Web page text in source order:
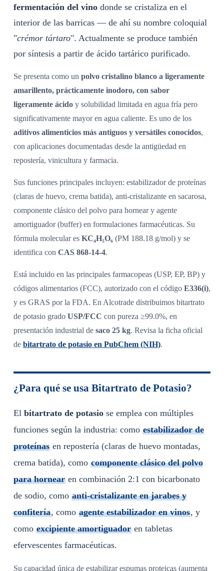
fermentación del vinodonde se cristaliza en el
interior de las barricas — de ahí su nombre coloquial
"crémor tártaro". Actualmente se produce también
por síntesis a partir de ácido tartárico purificado.
Se presenta como un polvo cristalino blanco a ligeramente
amarillento, prácticamente inodoro, con sabor
ligeramente ácidoy solubilidad limitada en agua fría pero
significativamente mayor en agua caliente. Es uno de los
aditivos alimenticios más antiguos y versátiles conocidos,
con aplicaciones documentadas desde la antigüedad en
repostería, vinicultura y farmacia.
Sus funciones principales incluyen: estabilizador de proteínas
(claras de huevo, crema batida), anti-cristalizante en sacarosa,
componente clásico del polvo para hornear y agente
amortiguador (buffer) en formulaciones farmacéuticas. Su
fórmula molecular es KC₄H₅O₆ (PM 188.18 g/mol) y se
identifica con CAS 868-14-4.
Está incluido en las principales farmacopeas (USP, EP, BP) y
códigos alimentarios (FCC), autorizado con el código E336(i),
y es GRAS por la FDA. En Alcotrade distribuimos bitartrato
de potasio grado USP/FCC con pureza ≥99.0%, en
presentación industrial de saco 25 kg. Revisa la ficha oficial
de bitartrato de potasio en PubChem (NIH).
¿Para qué se usa Bitartrato de Potasio?
El bitartrato de potasiose emplea con múltiples
funciones según la industria: como estabilizador de
proteínasen repostería (claras de huevo montadas,
crema batida), como componente clásico del polvo
para hornearen combinación 2:1 con bicarbonato
de sodio, como anti-cristalizante en jarabes y
confitería, como agente estabilizador en vinos, y
como excipiente amortiguadoren tabletas
efervescentes farmacéuticas.
Su capacidad única de estabilizar espumas proteicas (aumenta